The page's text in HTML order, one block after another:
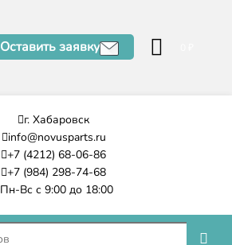
Оставить заявку
г. Хабаровск
info@novusparts.ru
+7 (4212) 68-06-86
+7 (984) 298-74-68
Пн-Вс с 9:00 до 18:00